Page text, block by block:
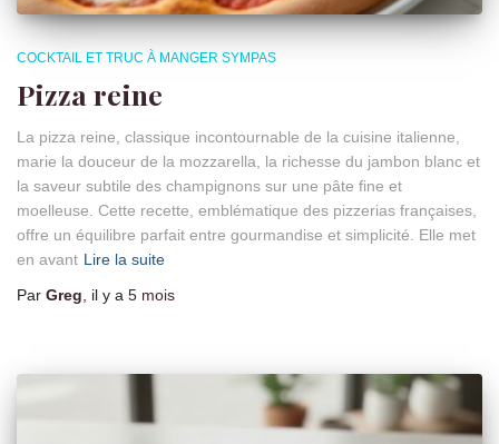
COCKTAIL ET TRUC À MANGER SYMPAS
Pizza reine
La pizza reine, classique incontournable de la cuisine italienne,
marie la douceur de la mozzarella, la richesse du jambon blanc et
la saveur subtile des champignons sur une pâte fine et
moelleuse. Cette recette, emblématique des pizzerias françaises,
offre un équilibre parfait entre gourmandise et simplicité. Elle met
en avant Lire la suite
Par Greg, il y a 5 mois